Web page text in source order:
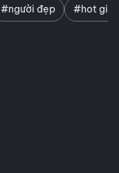
#người đẹp #hot girl